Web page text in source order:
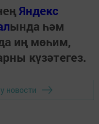
Яндекс
ында һәм
иң мөһим,
күзәтегез.
новости